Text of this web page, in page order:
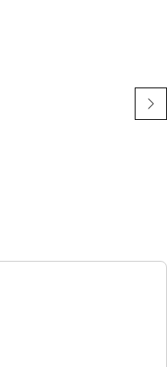
するか、最寄りのCatディ